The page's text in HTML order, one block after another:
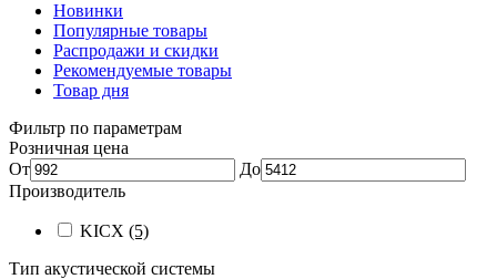
Новинки
Популярные товары
Распродажи и скидки
Рекомендуемые товары
Товар дня
Фильтр по параметрам
Розничная цена
От
До
Производитель
KICX (5)
Тип акустической системы